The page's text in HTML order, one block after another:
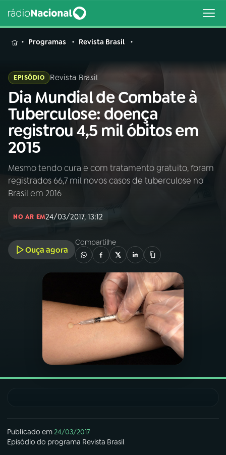
MENU
Buscar
na
Rádio
Nacional
Buscar
01INÍCIO
02A RÁDIO
03PROGRAMAÇÃO
PODCASTS
ACOMPANHE A RÁDIO NACIONAL
Programas Revista Brasil
EPISÓDIO Revista Brasil
Dia Mundial de Combate à
Tuberculose: doença
registrou 4,5 mil óbitos em
2015
Mesmo tendo cura e com tratamento gratuito, foram
registrados 66,7 mil novos casos de tuberculose no
Brasil em 2016
NO AR EM24/03/2017, 13:12
Ouça agora
Compartilhe
Publicado em24/03/2017
Episódio do programa Revista Brasil